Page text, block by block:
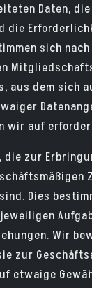
Daten,
die
sich nach
aus dem sich
wir auf
die zur
Dies
Wir
zur
etwaige